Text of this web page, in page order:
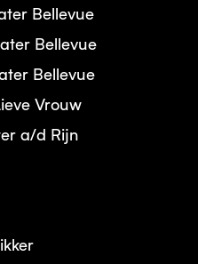
Bellevue
Bellevue
Bellevue
Vrouw
a/d Rijn